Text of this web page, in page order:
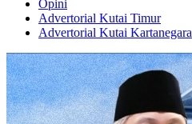
Opini
Advertorial Kutai Timur
Advertorial Kutai Kartanegara